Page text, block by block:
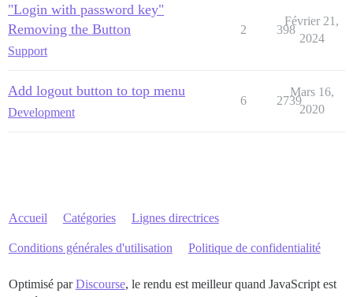
"Login with password key"
Removing the Button
Support
2 398
Février 21,
2024
Add logout button to top menu
Development
6 2739
Mars 16,
2020
Accueil Catégories Lignes directrices
Conditions générales d'utilisation Politique de confidentialité
Optimisé parDiscourse, le rendu est meilleur quand JavaScript est